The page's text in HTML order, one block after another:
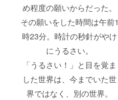
め程度の願いからだった。
その願いをした時間は午前1
時23分。時計の秒針がやけ
にうるさい。
「うるさい！」と目を覚ま
した世界は、今までいた世
界ではなく、別の世界。